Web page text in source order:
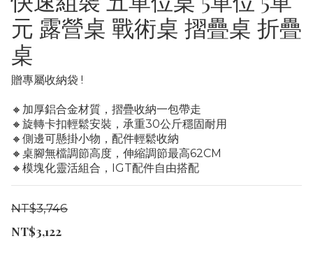
元 露營桌 戰術桌 摺疊桌 折疊
桌
贈專屬收納袋 !
🔸加厚鋁合金材質，摺疊收納一包帶走
🔸旋轉卡扣輕鬆安裝，承重30公斤穩固耐用
🔸側邊可懸掛小物，配件輕鬆收納
🔸桌腳無檔調節高度，伸縮調節最高62CM
🔸模塊化靈活組合，IGT配件自由搭配
NT$3,746
NT$3,122